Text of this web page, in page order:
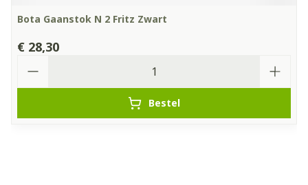
Bota Gaanstok N 2 Fritz Zwart
€ 28,30
Bestel